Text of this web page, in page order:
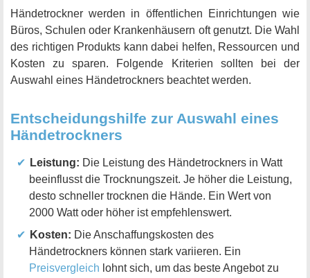
Händetrockner werden in öffentlichen Einrichtungen wie
Büros, Schulen oder Krankenhäusern oft genutzt. Die Wahl
des richtigen Produkts kann dabei helfen, Ressourcen und
Kosten zu sparen. Folgende Kriterien sollten bei der
Auswahl eines Händetrockners beachtet werden.
Entscheidungshilfe zur Auswahl eines
Händetrockners
Leistung: Die Leistung des Händetrockners in Watt
beeinflusst die Trocknungszeit. Je höher die Leistung,
desto schneller trocknen die Hände. Ein Wert von
2000 Watt oder höher ist empfehlenswert.
Kosten: Die Anschaffungskosten des
Händetrockners können stark variieren. Ein
Preisvergleich lohnt sich, um das beste Angebot zu